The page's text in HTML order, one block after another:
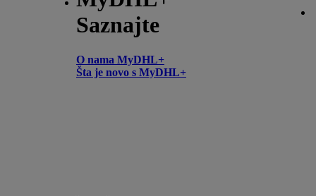
Saznajte
O nama MyDHL+
Šta je novo s MyDHL+